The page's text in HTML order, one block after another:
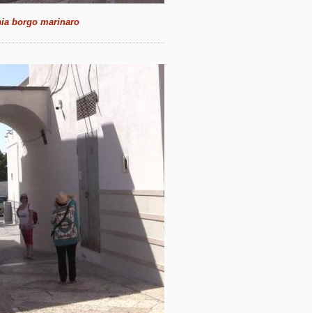
borgo marinaro